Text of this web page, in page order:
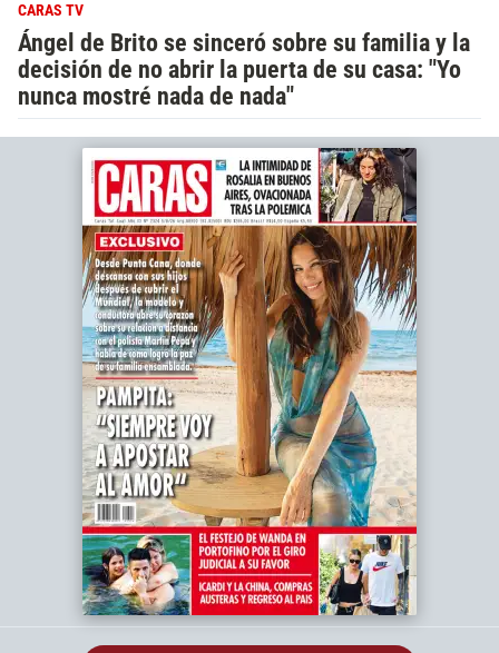
CARAS TV
Ángel de Brito se sinceró sobre su familia y la
decisión de no abrir la puerta de su casa: "Yo
nunca mostré nada de nada"